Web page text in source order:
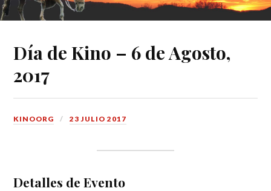
Día de Kino – 6 de Agosto,
2017
KINOORG 23 JULIO 2017
Detalles de Evento